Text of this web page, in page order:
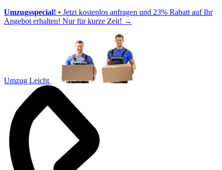
Umzugsspecial! • Jetzt kostenlos anfragen und 23% Rabatt auf Ihr
Angebot erhalten! Nur für kurze Zeit! →
Umzug Leicht